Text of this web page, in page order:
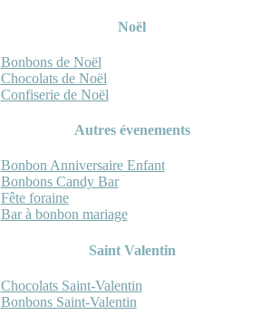
Noël
Bonbons de Noël
Chocolats de Noël
Confiserie de Noël
Autres évenements
Bonbon Anniversaire Enfant
Bonbons Candy Bar
Fête foraine
Bar à bonbon mariage
Saint Valentin
Chocolats Saint-Valentin
Bonbons Saint-Valentin